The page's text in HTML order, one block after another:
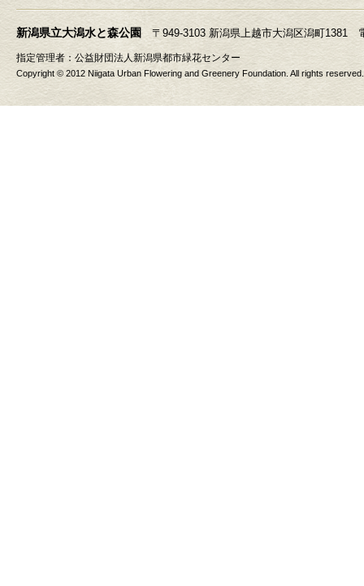
新潟県立大潟水と森公園〒949-3103 新潟県上越市大潟区潟町1381
指定管理者： 公益財団法人新潟県都市緑花センター
Copyright © 2012 Niigata Urban Flowering and Greenery Foundation. All rights reserved.